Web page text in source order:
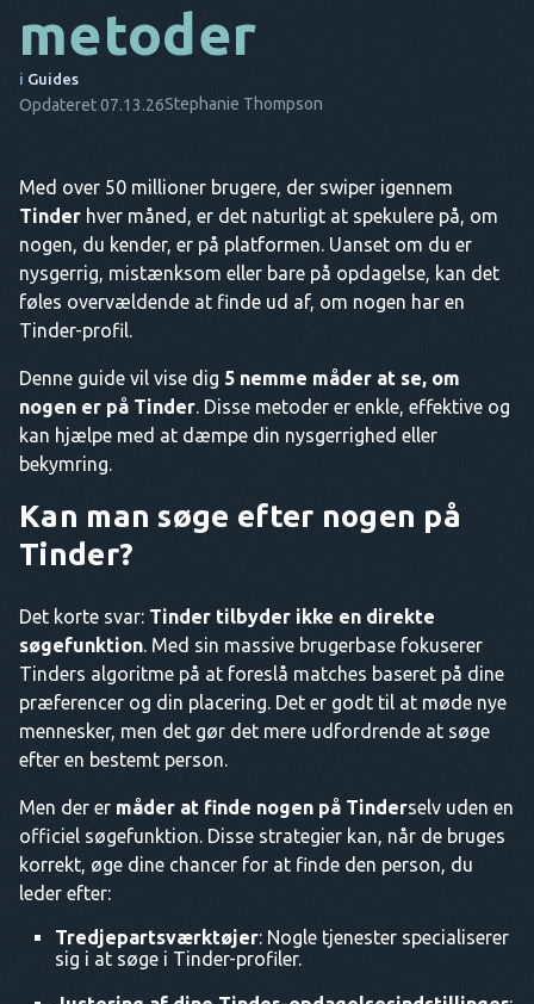
ES
PT
HAN
metoder
i Guides
Opdateret 07.13.26Stephanie Thompson
Med over 50 millioner brugere, der swiper igennem
Tinder hver måned, er det naturligt at spekulere på, om
nogen, du kender, er på platformen. Uanset om du er
nysgerrig, mistænksom eller bare på opdagelse, kan det
føles overvældende at finde ud af, om nogen har en
Tinder-profil.
Denne guide vil vise dig 5 nemme måder at se, om
nogen er på Tinder. Disse metoder er enkle, effektive og
kan hjælpe med at dæmpe din nysgerrighed eller
bekymring.
Kan man søge efter nogen på
Tinder?
Det korte svar: Tinder tilbyder ikke en direkte
søgefunktion. Med sin massive brugerbase fokuserer
Tinders algoritme på at foreslå matches baseret på dine
præferencer og din placering. Det er godt til at møde nye
mennesker, men det gør det mere udfordrende at søge
efter en bestemt person.
Men der er måder at finde nogen på Tinderselv uden en
officiel søgefunktion. Disse strategier kan, når de bruges
korrekt, øge dine chancer for at finde den person, du
leder efter:
Tredjepartsværktøjer: Nogle tjenester specialiserer
sig i at søge i Tinder-profiler.